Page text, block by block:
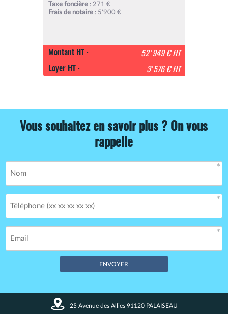
Taxe foncière: 271 €
Frais de notaire: 5'900 €
Montant HT :
52'949 € HT
Loyer HT :
3'576 € HT
Vous souhaitez en savoir plus ? On vous
rappelle
Champs obligatoires *
Vos données restent confidentielles. Enregistrement CNIL
25 Avenue des Allies 91120 PALAISEAU